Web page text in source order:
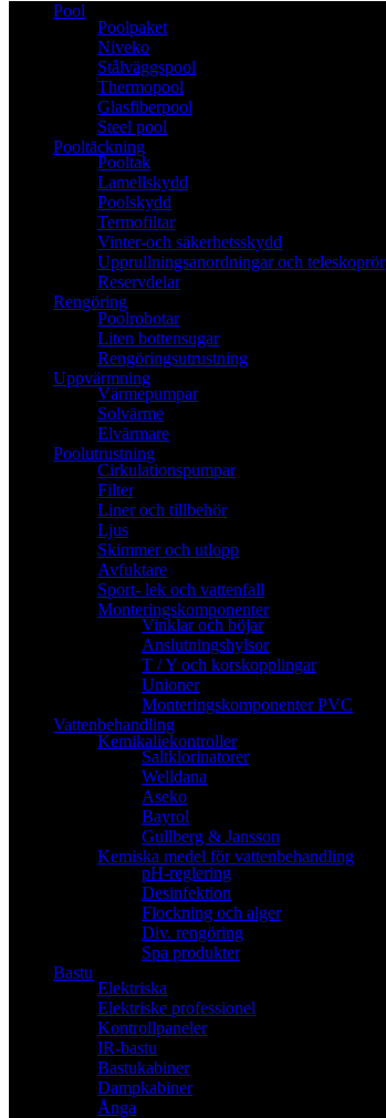
Pool
Poolpaket
Niveko
Stålväggspool
Thermopool
Glasfiberpool
Steel pool
Pooltäckning
Pooltak
Lamellskydd
Poolskydd
Termofiltar
Vinter-och säkerhetsskydd
Upprullningsanordningar och teleskoprör
Reservdelar
Rengöring
Poolrobotar
Liten bottensugar
Rengöringsutrustning
Uppvärmning
Värmepumpar
Solvärme
Elvärmare
Poolutrustning
Cirkulationspumpar
Filter
Liner och tillbehör
Ljus
Skimmer och utlopp
Avfuktare
Sport- lek och vattenfall
Monteringskomponenter
Vinklar och böjar
Anslutningshylsor
T / Y och korskopplingar
Unioner
Monteringskomponenter PVC
Vattenbehandling
Kemikaliekontroller
Saltklorinatorer
Welldana
Aseko
Bayrol
Gullberg & Jansson
Kemiska medel för vattenbehandling
pH-reglering
Desinfektion
Flockning och alger
Div. rengöring
Spa produkter
Bastu
Elektriska
Elektriske professionel
Kontrollpaneler
IR-bastu
Bastukabiner
Dampkabiner
Ånga